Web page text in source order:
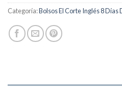
Categoría:Bolsos El Corte Inglés 8 Días